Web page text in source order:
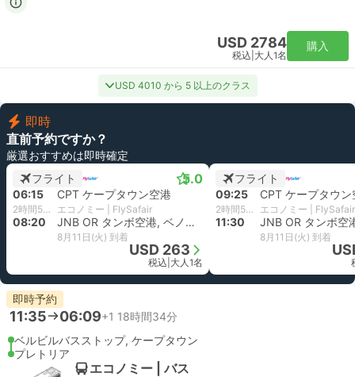
USD 2784
税込 大人1名
購入
USD 4010 から 5 以上のクラス
即時
直前予約ですか？
厳選おすすめは即時確定
フライト
5.0
06:15 CPT ケープタウン空港
2時間5分 エコノミー | FlySafair
08:20 JNB OR タンボ空港, ベノーニ
8月11日(火) 到着
USD 263
税込 大人1名
フライト
09:25
CPT ケープタウン
2時間5分 エコノミー | FlySafair
11:30
8月11日(火) 到着
即時予約
11:35 06:09+1 18時間34分
ベルビルバスストップ, ケープタウン
プレトリア
エコノミー | バス